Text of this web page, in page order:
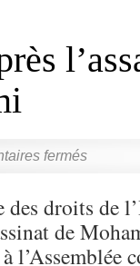
fermés
droits de
de
l’Assemblée